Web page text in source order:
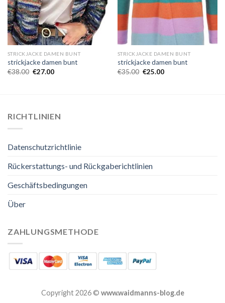
STRICKJACKE DAMEN BUNT
strickjacke damen bunt
€38.00 €27.00
STRICKJACKE DAMEN BUNT
strickjacke damen bunt
€35.00 €25.00
RICHTLINIEN
Datenschutzrichtlinie
Rückerstattungs- und Rückgaberichtlinien
Geschäftsbedingungen
Über
ZAHLUNGSMETHODE
Copyright 2026 © www.waidmanns-blog.de